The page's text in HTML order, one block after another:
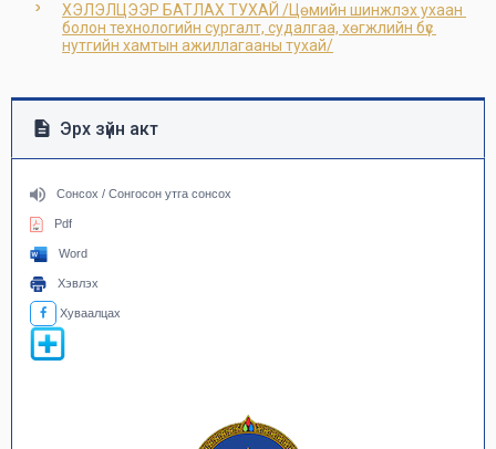
ХЭЛЭЛЦЭЭР БАТЛАХ ТУХАЙ /Цөмийн шинжлэх ухаан
болон технологийн сургалт, судалгаа, хөгжлийн бүс
нутгийн хамтын ажиллагааны тухай/
Эрх зүйн акт
Сонсох / Сонгосон утга сонсох
Pdf
Word
Хэвлэх
Хуваалцах